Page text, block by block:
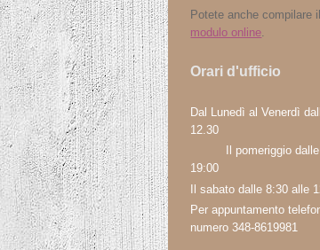
Potete anche compilare
modulo online
Orari d'ufficio
Dal Lunedì al Venerdì
12.30
Il pomeriggio dalle
19:00
Il sabato dalle 8:30 alle
Per appuntamento
numero 348-8619981